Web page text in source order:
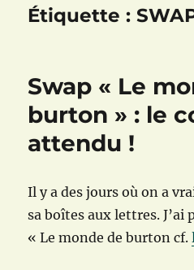
Étiquette :
Swap « Le
burton » : le
attendu !
Il y a des jours où on a
sa boîtes aux lettres. J’ai
« Le monde de burton cf.